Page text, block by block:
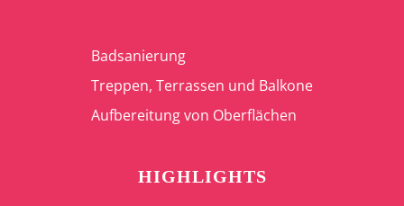
Badsanierung
Treppen, Terrassen und Balkone
Aufbereitung von Oberflächen
HIGHLIGHTS